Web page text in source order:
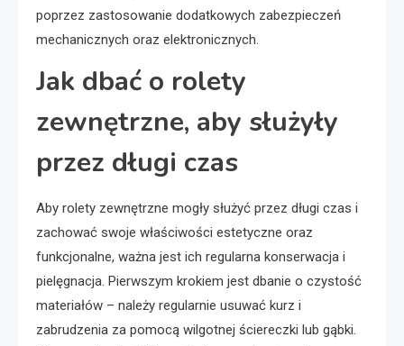
poprzez zastosowanie dodatkowych zabezpieczeń
mechanicznych oraz elektronicznych.
Jak dbać o rolety
zewnętrzne, aby służyły
przez długi czas
Aby rolety zewnętrzne mogły służyć przez długi czas i
zachować swoje właściwości estetyczne oraz
funkcjonalne, ważna jest ich regularna konserwacja i
pielęgnacja. Pierwszym krokiem jest dbanie o czystość
materiałów – należy regularnie usuwać kurz i
zabrudzenia za pomocą wilgotnej ściereczki lub gąbki.